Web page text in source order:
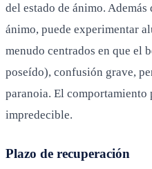
del estado de ánimo.
ánimo, puede experimentar
menudo centrados en que el
poseído), confusión grave,
paranoia. El comportamiento
impredecible.
Plazo de recuperación